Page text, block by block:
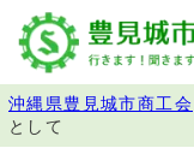
沖縄県豊見城市商工会
として